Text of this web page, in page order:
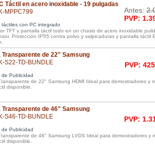
Táctil en acero inoxidable - 19 pulgadas
MPPC799
táctiles con PC integrado
Antes:
PVP:
TFT y pantalla táctil todo en un chasis de acero inoxidable
Protección IP55 contra polvo y salpicaduras y pantalla táctil
Transparente de 22" Samsung
S22-TD-BUNDLE
de Publicidad
PVP:
de 22" Samsung HDMI Ideal para demostradores y
disponible.
Transparente de 46" Samsung
S46-TD-BUNDLE
de Publicidad
PVP:
de 46" Samsung LVDS Ideal para demostradores y
disponible.